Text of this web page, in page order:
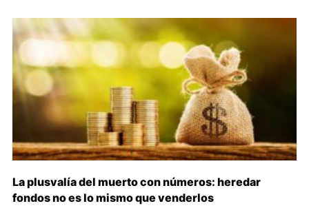
La plusvalía del muerto con números: heredar
fondos no es lo mismo que venderlos